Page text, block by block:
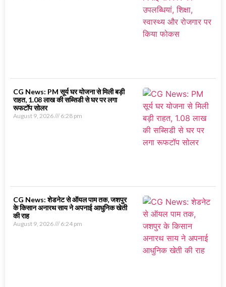
CG News: PM सूर्य घर योजना से मिली बड़ी
राहत, 1.08 लाख की सब्सिडी से घर पर लगा
रूफटॉप सोलर
August 9, 2026 6:28 pm
CG News: शेडनेट से ऑयल पाम तक, जशपुर
के किसान अनारथ साय ने अपनाई आधुनिक खेती
की राह
August 9, 2026 6:24 pm